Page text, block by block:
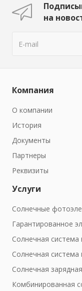
на
Компания
О компании
История
Документы
Партнеры
Реквизиты
Услуги
Солнечные
Гарантированное
Солнечная
Солнечная
Солнечная
Комбинированная